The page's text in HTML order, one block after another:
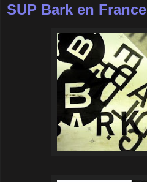
SUP Bark en France